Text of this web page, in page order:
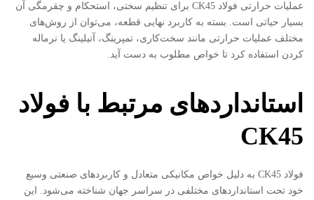
عملیات حرارتی فولاد CK45 برای تنظیم سختی، استحکام و چقرمگی آن
بسیار حیاتی است. بسته به کاربرد نهایی قطعه، می‌توان از روش‌های
مختلف عملیات حرارتی مانند سخت‌کاری، تمپرینگ، آنیلینگ یا نرماله
کردن استفاده کرد تا خواص مطلوب به دست آید.
استانداردهای مرتبط با فولاد
CK45
فولاد CK45 به دلیل خواص مکانیکی متعادل و کاربردهای صنعتی وسیع
خود تحت استانداردهای مختلفی در سراسر جهان شناخته می‌شود. این